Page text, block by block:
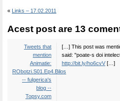
« Links – 17.02.2011
Acest post are 13
Tweets that
mention
Animatie:
RObotzi.S01.Ep4.Bilos
-- fulgerica's
blog --
Topsy.com
[…] This post was
said: "poate-s doi
http://bit.ly/ho6cvV […]